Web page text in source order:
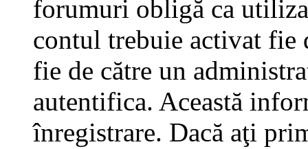
forumuri obligă ca
contul trebuie activat fie
fie de către un
autentifica. Această
înregistrare. Dacă aţi